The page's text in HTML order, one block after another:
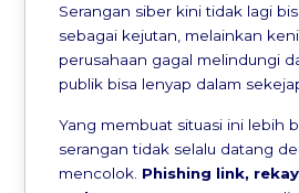
Serangan siber kini tidak lagi
sebagai kejutan, melainkan
perusahaan gagal melindungi
publik bisa lenyap dalam
Yang membuat situasi ini lebih
serangan tidak selalu datang
mencolok. Phishing link,